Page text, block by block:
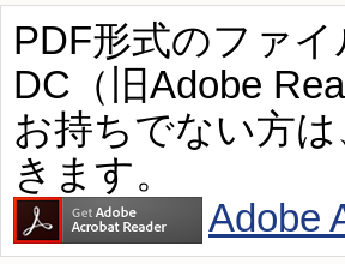
PDF形式のファ
DC（旧Adobe
お持ちでない方
きます。
Adobe